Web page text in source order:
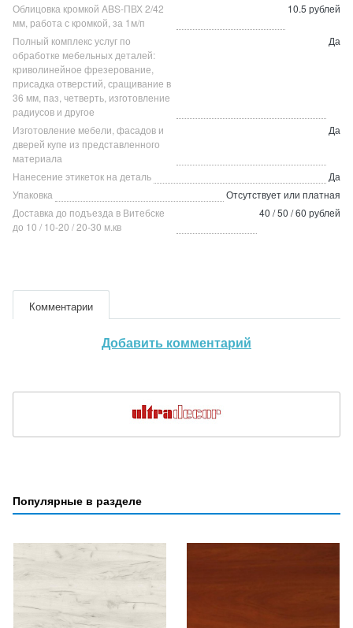
Облицовка кромкой ABS-ПВХ 2/42
мм, работа с кромкой, за 1м/п
10.5 рублей
Полный комплекс услуг по
обработке мебельных деталей:
криволинейное фрезерование,
присадка отверстий, сращивание в
36 мм, паз, четверть, изготовление
радиусов и другое
Да
Изготовление мебели, фасадов и
дверей купе из представленного
материала
Да
Нанесение этикеток на деталь
Да
Упаковка
Отсутствует или платная
Доставка до подъезда в Витебске
до 10 / 10-20 / 20-30 м.кв
40 / 50 / 60 рублей
Комментарии
Добавить комментарий
Популярные в разделе